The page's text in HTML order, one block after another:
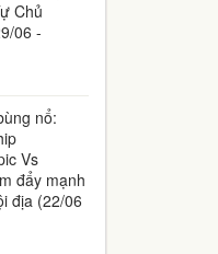
Chủ
06 -
nổ:
Vs
đẩy mạnh
địa (22/06